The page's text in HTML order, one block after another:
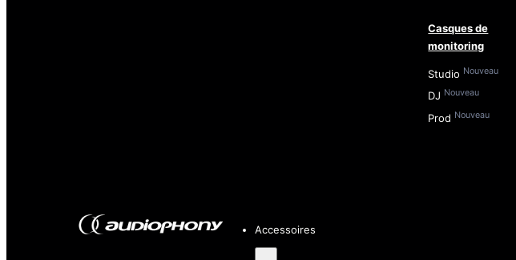
Casques de
monitoring
Studio Nouveau
DJ Nouveau
Prod Nouveau
Accessoires